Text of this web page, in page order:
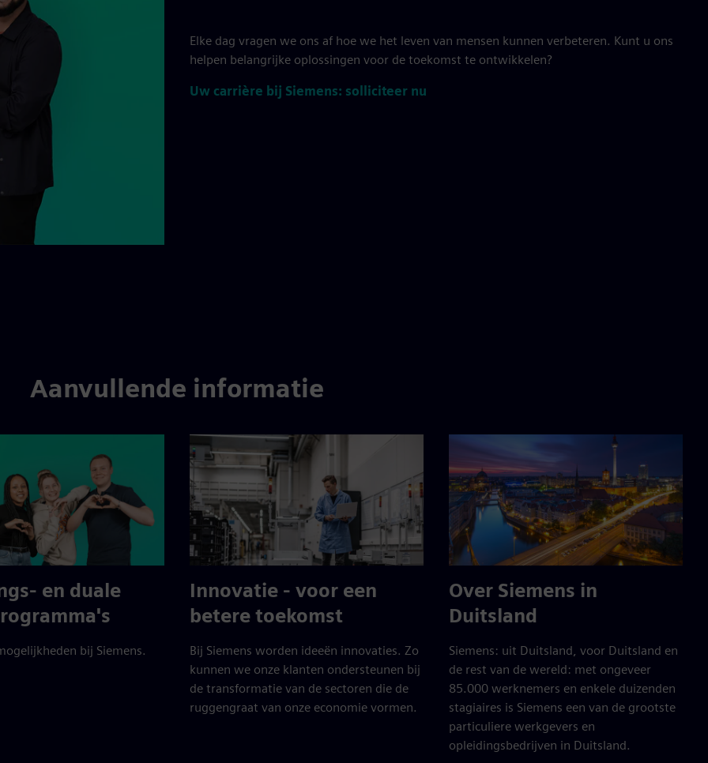
Elke dag vragen we ons af hoe we het leven van mensen kunnen verbeteren. Kunt u ons
helpen belangrijke oplossingen voor de toekomst te ontwikkelen?
Uw carrière bij Siemens: solliciteer nu
Aanvullende informatie
en duale
bij Siemens.
Innovatie - voor een
betere toekomst
Bij Siemens worden ideeën innovaties. Zo
kunnen we onze klanten ondersteunen bij
de transformatie van de sectoren die de
ruggengraat van onze economie vormen.
Over Siemens in
Duitsland
Siemens: uit Duitsland, voor Duitsland en
de rest van de wereld: met ongeveer
85.000 werknemers en enkele duizenden
stagiaires is Siemens een van de grootste
particuliere werkgevers en
opleidingsbedrijven in Duitsland.